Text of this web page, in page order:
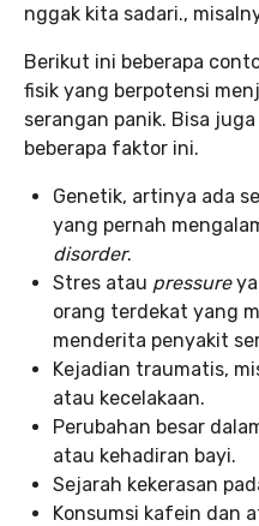
nggak kita sadari.,
Berikut ini beberapa
fisik yang berpotensi
serangan panik. Bisa
beberapa faktor ini.
Genetik, artinya ada
yang pernah
disorder.
Stres atau pressure
orang terdekat yang
menderita penyakit
Kejadian traumatis,
atau kecelakaan.
Perubahan besar
atau kehadiran bayi.
Sejarah kekerasan
Konsumsi kafein dan